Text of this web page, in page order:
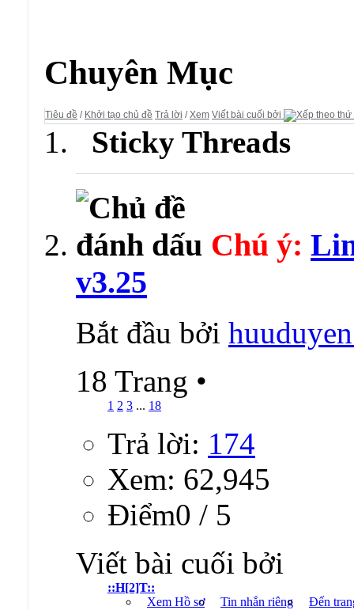
Chuyên Mục
Tiêu đề / Khởi tạo chủ đề Trả lời /Xem Viết bài cuối bởi
Sticky Threads
Chú ý:
v3.25
Bắt đầu bởi
18 Trang •
1 2 3 ... 18
Trả lời: 174
Xem: 62,945
Ðiểm0 / 5
Viết bài cuối bởi
::H[2]T::
Xem Hồ sơ
Tin nhắn riêng Đến